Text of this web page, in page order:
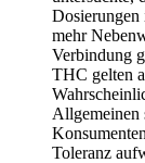
mehr
Verbindung
THC gelten
Allgemeinen
Toleranz